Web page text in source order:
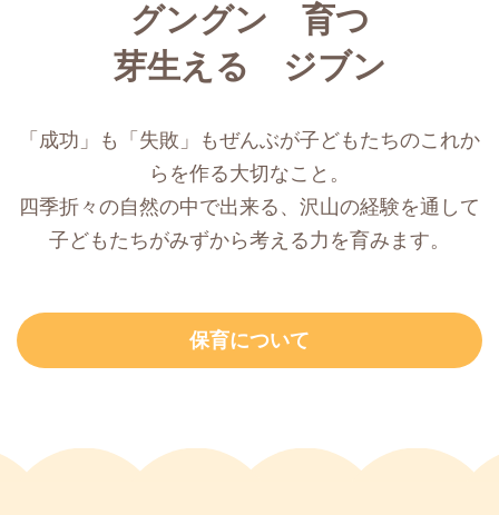
グングン 育つ
芽生える ジブン
「成功」も「失敗」もぜんぶが子どもたちのこれか
らを作る大切なこと。
四季折々の自然の中で出来る、沢山の経験を通して
子どもたちがみずから考える力を育みます。
保育について